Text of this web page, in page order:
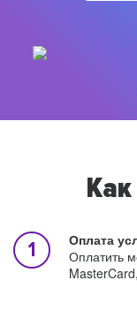
Как
Оплата
Оплатить